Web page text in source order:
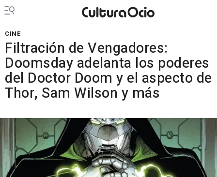
CINE
Filtración de Vengadores:
Doomsday adelanta los poderes
del Doctor Doom y el aspecto de
Thor, Sam Wilson y más